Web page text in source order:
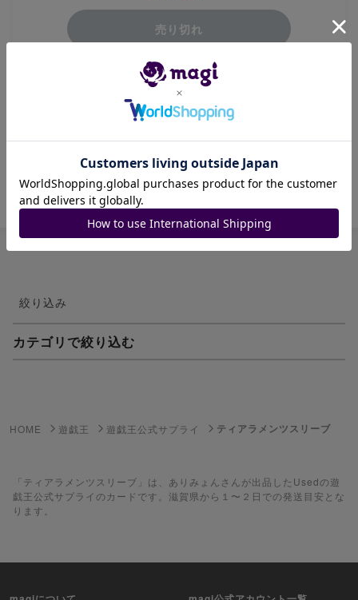
売り切れ
このカードはあくまでプレイ用ですのでそれを踏
まえて購入お願い致します
商品ID: 1201617263
絞り込み
カテゴリで絞り込む
遊戯王
遊戯王ラッシュデュエル
HOME 遊戯王 遊戯王公式サプライ ティアラメンツスリーブ
「ティアラメンツスリーブ」は、ありみょんさんが出品したUsedの遊
戯王公式サプライのカードです。滋賀県から１〜２日での発送目安とな
ります。